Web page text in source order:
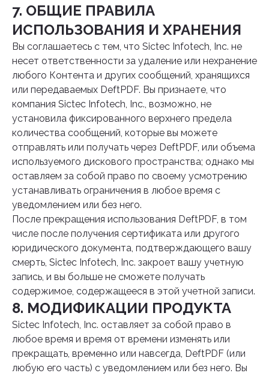
7. ОБЩИЕ ПРАВИЛА
ИСПОЛЬЗОВАНИЯ И ХРАНЕНИЯ
Вы соглашаетесь с тем, что Sictec Infotech, Inc. не
несет ответственности за удаление или нехранение
любого Контента и других сообщений, хранящихся
или передаваемых DeftPDF. Вы признаете, что
компания Sictec Infotech, Inc., возможно, не
установила фиксированного верхнего предела
количества сообщений, которые вы можете
отправлять или получать через DeftPDF, или объема
используемого дискового пространства; однако мы
оставляем за собой право по своему усмотрению
устанавливать ограничения в любое время с
уведомлением или без него.
После прекращения использования DeftPDF, в том
числе после получения сертификата или другого
юридического документа, подтверждающего вашу
смерть, Sictec Infotech, Inc. закроет вашу учетную
запись, и вы больше не сможете получать
содержимое, содержащееся в этой учетной записи.
8. МОДИФИКАЦИИ ПРОДУКТА
Sictec Infotech, Inc. оставляет за собой право в
любое время и время от времени изменять или
прекращать, временно или навсегда, DeftPDF (или
любую его часть) с уведомлением или без него. Вы